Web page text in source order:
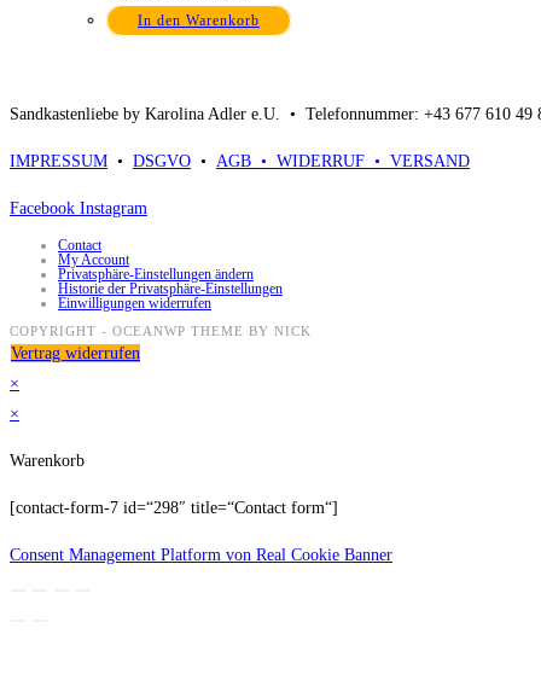
In den Warenkorb
Sandkastenliebe by Karolina Adler e.U. • Telefonnummer: +43 677 610
IMPRESSUM • DSGVO • AGB • WIDERRUF • VERSAND
Facebook Instagram
Contact
My Account
Privatsphäre-Einstellungen ändern
Historie der Privatsphäre-Einstellungen
Einwilligungen widerrufen
COPYRIGHT - OCEANWP THEME BY NICK
Vertrag widerrufen
×
×
Warenkorb
[contact-form-7 id=“298″ title=“Contact form“]
Consent Management Platform von Real Cookie Banner